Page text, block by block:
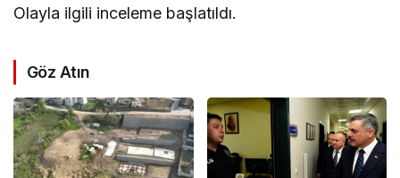
Olayla ilgili inceleme başlatıldı.
Göz Atın